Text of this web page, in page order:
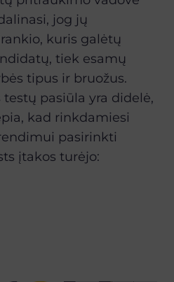
jog jų
kuris galėtų
tiek esamų
tipus ir bruožus.
pasiūla yra didelė,
kad rinkdamiesi
pasirinkti
įtakos turėjo: